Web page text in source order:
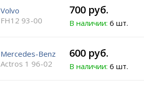
Volvo
FH12 93-00
700 руб.
В наличии: 6 шт.
Mercedes-Benz
Actros 1 96-02
600 руб.
В наличии: 6 шт.